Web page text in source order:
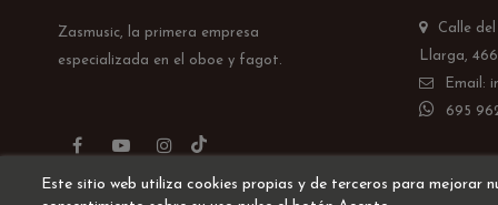
Zasmusic, la primera empresa
especializada en el oboe y fagot.
FacebookYouTubeInstagram
Calle
Llarga,
Email:
695
Este sitio web utiliza cookies propias y de terceros para mejorar